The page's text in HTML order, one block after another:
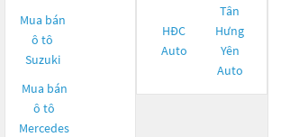
Mua bán
ô tô
Suzuki
Mua bán
ô tô
Mercedes
HĐC
Auto
Tân
Hưng
Yên
Auto